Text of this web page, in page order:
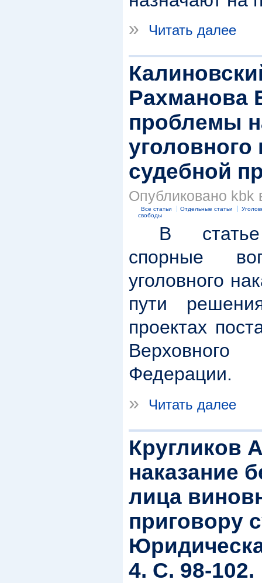
»
Читать далее
Рахманова
проблемы
уголовного
судебной
Опубликовано kbk
Все статьи Отдельные статьи
свободы
В статье
спорные
уголовного
пути
проектах
Федерации.
»
Читать далее
Кругликов
наказание
лица
приговору
4. С. 98-102.